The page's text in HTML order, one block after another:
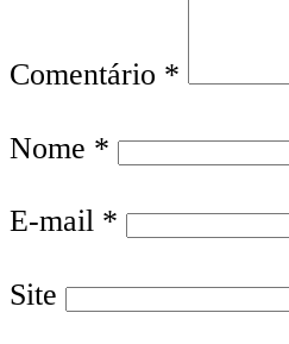
Comentário *
Nome *
E-mail *
Site